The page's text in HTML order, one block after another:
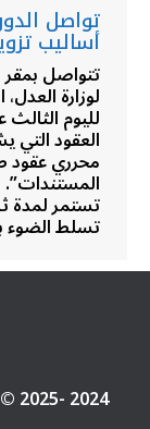
تواصل
أساليب
تتواصل بمقر
لليوم
العقود التي
محرري عقود
المستندات”.
تستمر لمدة
تسلط
2024 -2025 © جميع الحقوق محفوظة وزارة العدل - ليبيا